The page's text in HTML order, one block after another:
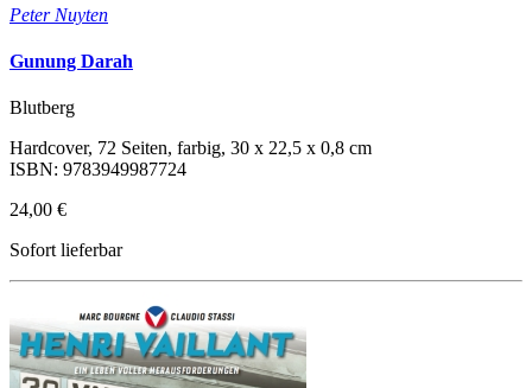
Peter Nuyten
Gunung Darah
Blutberg
Hardcover, 72 Seiten, farbig, 30 x 22,5 x 0,8 cm
ISBN: 9783949987724
24,00 €
Sofort lieferbar